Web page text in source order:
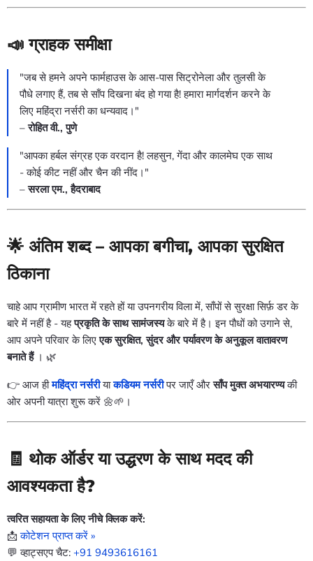
📣 ग्राहक समीक्षा
"जब से हमने अपने फार्महाउस के आस-पास सिट्रोनेला और तुलसी के
पौधे लगाए हैं, तब से साँप दिखना बंद हो गया है! हमारा मार्गदर्शन करने के
लिए महिंद्रा नर्सरी का धन्यवाद।"
–रोहित वी., पुणे
"आपका हर्बल संग्रह एक वरदान है! लहसुन, गेंदा और कालमेघ एक साथ
- कोई कीट नहीं और चैन की नींद।"
–सरला एम., हैदराबाद
🌟 अंतिम शब्द – आपका बगीचा, आपका सुरक्षित
ठिकाना
चाहे आप ग्रामीण भारत में रहते हों या उपनगरीय विला में, साँपों से सुरक्षा सिर्फ़ डर के
बारे में नहीं है - यहप्रकृति के साथ सामंजस्यके बारे में है। इन पौधों को उगाने से,
आप अपने परिवार के लिएएक सुरक्षित, सुंदर और पर्यावरण के अनुकूल वातावरण
बनाते हैं। 🌿
👉 आज हीमहिंद्रा नर्सरीयाकडियम नर्सरीपर जाएँ औरसाँप मुक्त अभयारण्यकी
ओर अपनी यात्रा शुरू करें 🌼🌱।
🧾 थोक ऑर्डर या उद्धरण के साथ मदद की
आवश्यकता है?
त्वरित सहायता के लिए नीचे क्लिक करें:
📩कोटेशन प्राप्त करें »
💬 व्हाट्सएप चैट: +91 9493616161